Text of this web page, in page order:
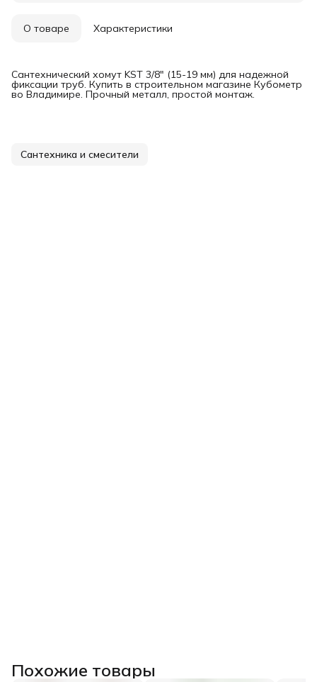
О товаре Характеристики
Сантехнический хомут KST 3/8" (15-19 мм) для надежной
фиксации труб. Купить в строительном магазине Кубометр
во Владимире. Прочный металл, простой монтаж.
Сантехника и смесители
Похожие товары